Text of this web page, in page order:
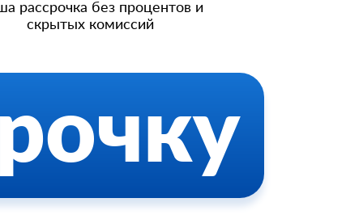
849974***17
896399***00
рассрочка без процентов и
скрытых комиссий